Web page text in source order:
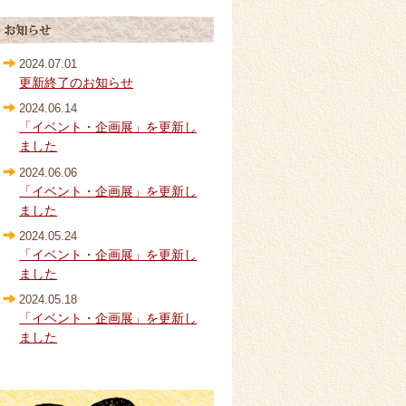
2024.07.01
更新終了のお知らせ
2024.06.14
「イベント・企画展」を更新し
ました
2024.06.06
「イベント・企画展」を更新し
ました
2024.05.24
「イベント・企画展」を更新し
ました
2024.05.18
「イベント・企画展」を更新し
ました